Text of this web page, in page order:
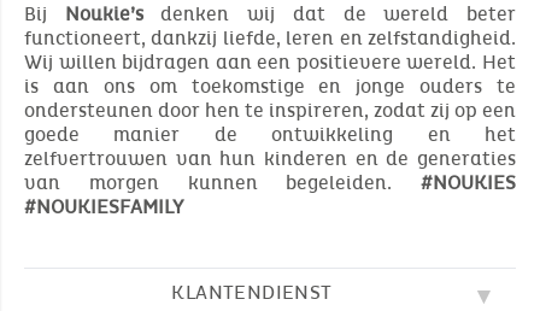
Bij Noukie’sdenken wij dat de wereld beter
functioneert, dankzij liefde, leren en zelfstandigheid.
Wij willen bijdragen aan een positievere wereld. Het
is aan ons om toekomstige en jonge ouders te
ondersteunen door hen te inspireren, zodat zij op een
goede manier de ontwikkeling en het
zelfvertrouwen van hun kinderen en de generaties
van morgen kunnen begeleiden. #NOUKIES
#NOUKIESFAMILY
KLANTENDIENST